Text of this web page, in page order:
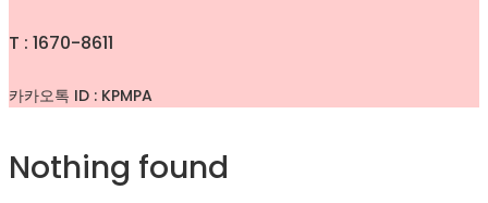
T : 1670-8611
카카오톡 ID : KPMPA
Nothing found